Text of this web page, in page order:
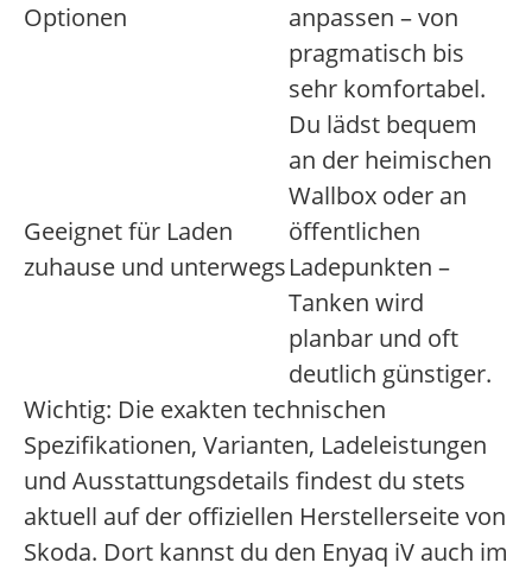
Optionen
anpassen – von
pragmatisch bis
sehr komfortabel.
Geeignet für Laden
zuhause und unterwegs
Du lädst bequem
an der heimischen
Wallbox oder an
öffentlichen
Ladepunkten –
Tanken wird
planbar und oft
deutlich günstiger.
Wichtig: Die exakten technischen
Spezifikationen, Varianten, Ladeleistungen
und Ausstattungsdetails findest du stets
aktuell auf der offiziellen Herstellerseite von
Skoda. Dort kannst du den Enyaq iV auch im